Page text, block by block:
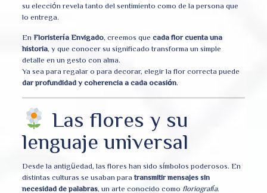
su elección revela tanto del sentimiento como de la persona que
lo entrega.
En Floristería Envigado, creemos que cada flor cuenta una
historia, y que conocer su significado transforma un simple
detalle en un gesto con alma.
Ya sea para regalar o para decorar, elegir la flor correcta puede
dar profundidad y coherencia a cada ocasión.
Las flores y su
lenguaje universal
Desde la antigüedad, las flores han sido símbolos poderosos. En
distintas culturas se usaban para transmitir mensajes sin
necesidad de palabras, un arte conocido como floriografía.